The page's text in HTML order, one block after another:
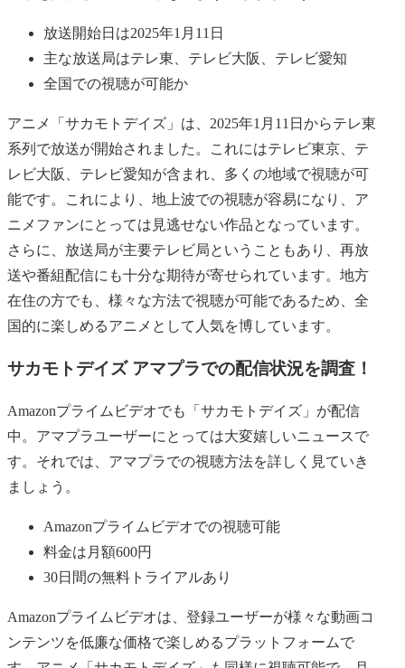
放送開始日は2025年1月11日
主な放送局はテレ東、テレビ大阪、テレビ愛知
全国での視聴が可能か
アニメ「サカモトデイズ」は、2025年1月11日からテレ東
系列で放送が開始されました。これにはテレビ東京、テ
レビ大阪、テレビ愛知が含まれ、多くの地域で視聴が可
能です。これにより、地上波での視聴が容易になり、ア
ニメファンにとっては見逃せない作品となっています。
さらに、放送局が主要テレビ局ということもあり、再放
送や番組配信にも十分な期待が寄せられています。地方
在住の方でも、様々な方法で視聴が可能であるため、全
国的に楽しめるアニメとして人気を博しています。
サカモトデイズ アマプラでの配信状況を調査！
Amazonプライムビデオでも「サカモトデイズ」が配信
中。アマプラユーザーにとっては大変嬉しいニュースで
す。それでは、アマプラでの視聴方法を詳しく見ていき
ましょう。
Amazonプライムビデオでの視聴可能
料金は月額600円
30日間の無料トライアルあり
Amazonプライムビデオは、登録ユーザーが様々な動画コ
ンテンツを低廉な価格で楽しめるプラットフォームで